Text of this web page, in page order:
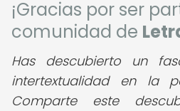
¡Gracias por ser
comunidad de
Has descubierto un
intertextualidad en la
Comparte este